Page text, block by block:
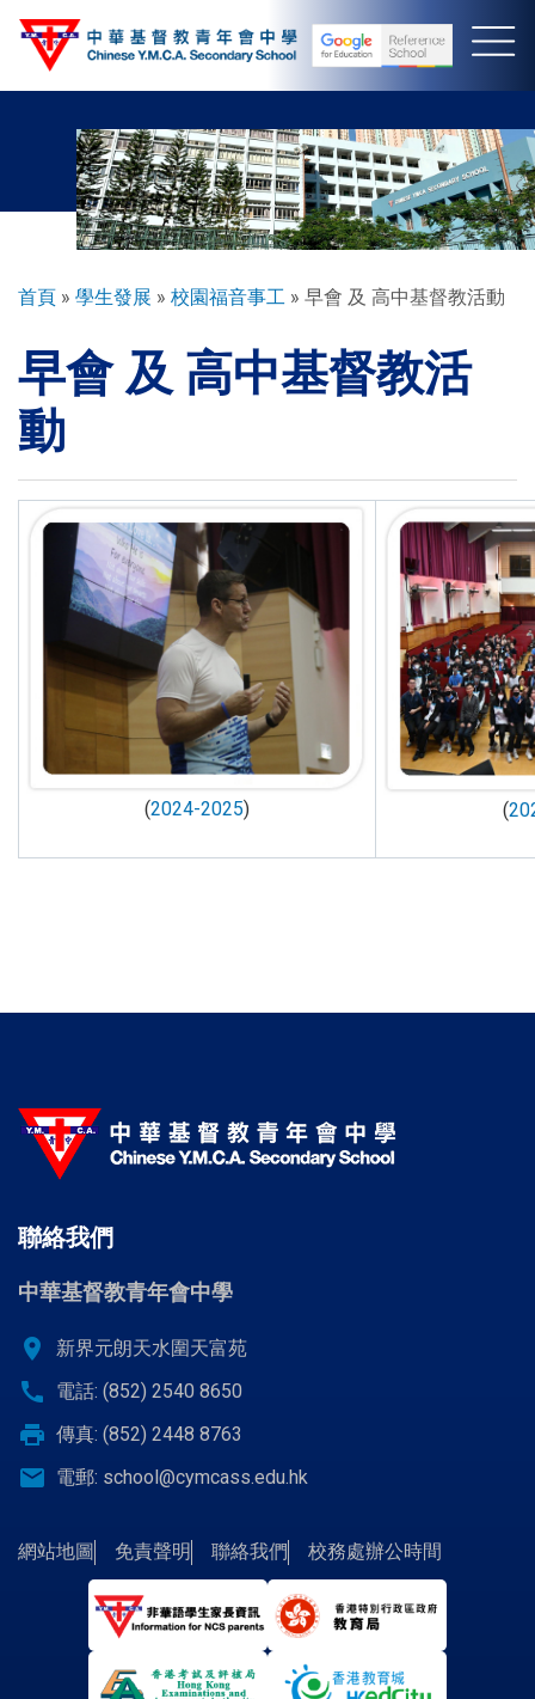
導
連
結
首頁 學生發展 校園福音事工 早會 及 高中基督教活動
早會 及 高中基督教活
動
(2024-2025) (
聯絡我們
中華基督教青年會中學
location_on 新界元朗天水圍天富苑
call 電話: (852) 2540 8650
print 傳真: (852) 2448 8763
email 電郵: school@cymcass.edu.hk
網站地圖 免責聲明 聯絡我們 校務處辦公時間